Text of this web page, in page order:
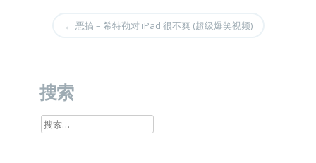
← 恶搞 – 希特勒对 iPad 很不爽 (超级爆笑视频)
搜索
搜